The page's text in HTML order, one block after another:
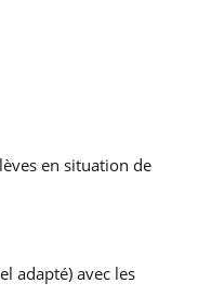
en situation de
adapté) avec les